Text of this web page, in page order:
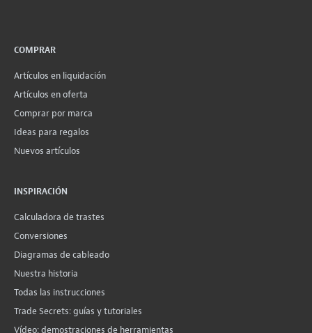
COMPRAR
Artículos en liquidación
Artículos en oferta
Comprar por marca
Ideas para regalos
Nuevos artículos
INSPIRACIÓN
Calculadora de trastes
Conversiones
Diagramas de cableado
Nuestra historia
Todas las instrucciones
Trade Secrets: guías y tutoriales
Vídeo: demostraciones de herramientas